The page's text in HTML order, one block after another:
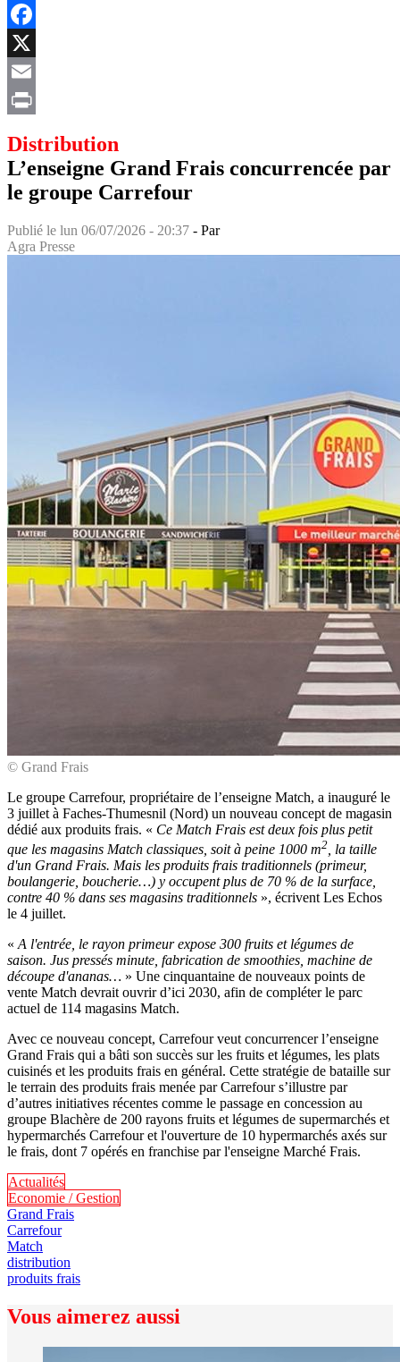
LinkedIn
Facebook
X
Email
Distribution
L’enseigne Grand Frais concurrencée par
le groupe Carrefour
Publié le lun 06/07/2026 - 20:37 - Par
Agra Presse
© Grand Frais
Le groupe Carrefour, propriétaire de l’enseigne Match, a inauguré le
3 juillet à Faches-Thumesnil (Nord) un nouveau concept de magasin
dédié aux produits frais. « Ce Match Frais est deux fois plus petit
que les magasins Match classiques, soit à peine 1000 m2 , la taille
d'un Grand Frais. Mais les produits frais traditionnels (primeur,
boulangerie, boucherie…) y occupent plus de 70 % de la surface,
contre 40 % dans ses magasins traditionnels », écrivent Les Echos
le 4 juillet.
« A l'entrée, le rayon primeur expose 300 fruits et légumes de
saison. Jus pressés minute, fabrication de smoothies, machine de
découpe d'ananas… » Une cinquantaine de nouveaux points de
vente Match devrait ouvrir d’ici 2030, afin de compléter le parc
actuel de 114 magasins Match.
Avec ce nouveau concept, Carrefour veut concurrencer l’enseigne
Grand Frais qui a bâti son succès sur les fruits et légumes, les plats
cuisinés et les produits frais en général. Cette stratégie de bataille sur
le terrain des produits frais menée par Carrefour s’illustre par
d’autres initiatives récentes comme le passage en concession au
groupe Blachère de 200 rayons fruits et légumes de supermarchés et
hypermarchés Carrefour et l'ouverture de 10 hypermarchés axés sur
le frais, dont 7 opérés en franchise par l'enseigne Marché Frais.
Actualités
Economie / Gestion
Grand Frais
Carrefour
Match
distribution
produits frais
Vous aimerez aussi